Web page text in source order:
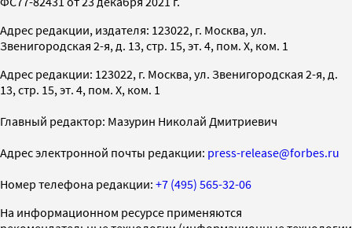
Адрес редакции, издателя: 123022, г. Москва, ул.
Звенигородская 2-я, д. 13, стр. 15, эт. 4, пом. X, ком. 1
Адрес редакции: 123022, г. Москва, ул. Звенигородская 2-я, д.
13, стр. 15, эт. 4, пом. X, ком. 1
Главный редактор: Мазурин Николай Дмитриевич
Адрес электронной почты редакции: press-release@forbes.ru
Номер телефона редакции: +7 (495) 565-32-06
На информационном ресурсе применяются